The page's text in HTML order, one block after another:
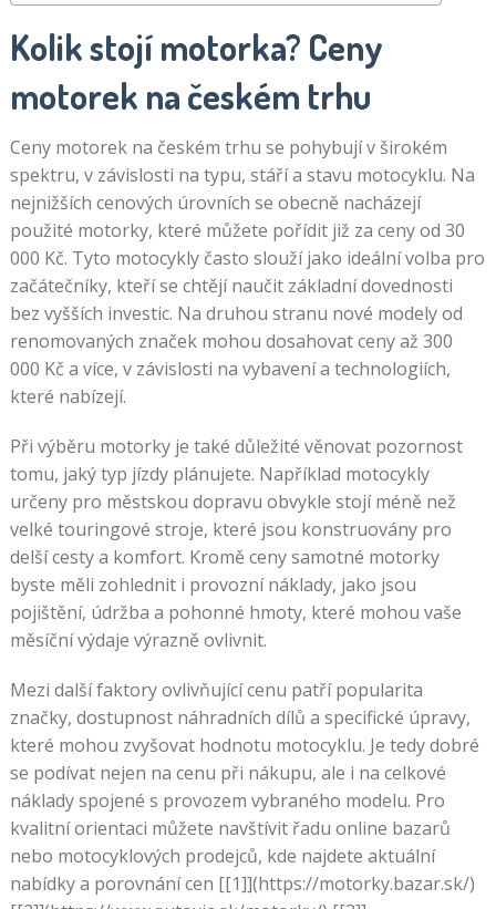
Kolik stojí motorka? Ceny
motorek na českém trhu
Ceny motorek na českém trhu se pohybují v širokém
spektru, v závislosti na typu, stáří a stavu motocyklu. Na
nejnižších cenových úrovních se obecně nacházejí
použité motorky, které můžete pořídit již za ceny od 30
000 Kč. Tyto motocykly často slouží jako ideální volba pro
začátečníky, kteří se chtějí naučit základní dovednosti
bez vyšších investic. Na druhou stranu nové modely od
renomovaných značek mohou dosahovat ceny až 300
000 Kč a více, v závislosti na vybavení a technologiích,
které nabízejí.
Při výběru motorky je také důležité věnovat pozornost
tomu, jaký typ jízdy plánujete. Například motocykly
určeny pro městskou dopravu obvykle stojí méně než
velké touringové stroje, které jsou konstruovány pro
delší cesty a komfort. Kromě ceny samotné motorky
byste měli zohlednit i provozní náklady, jako jsou
pojištění, údržba a pohonné hmoty, které mohou vaše
měsíční výdaje výrazně ovlivnit.
Mezi další faktory ovlivňující cenu patří popularita
značky, dostupnost náhradních dílů a specifické úpravy,
které mohou zvyšovat hodnotu motocyklu. Je tedy dobré
se podívat nejen na cenu při nákupu, ale i na celkové
náklady spojené s provozem vybraného modelu. Pro
kvalitní orientaci můžete navštívit řadu online bazarů
nebo motocyklových prodejců, kde najdete aktuální
nabídky a porovnání cen [[1]](https://motorky.bazar.sk/)